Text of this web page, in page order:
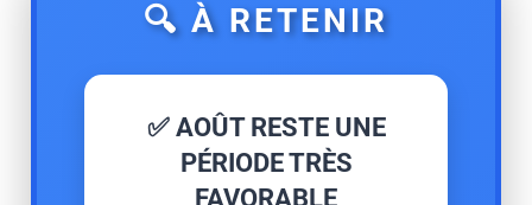
🔍 À RETENIR
✅ AOÛT RESTE UNE
PÉRIODE TRÈS
FAVORABLE